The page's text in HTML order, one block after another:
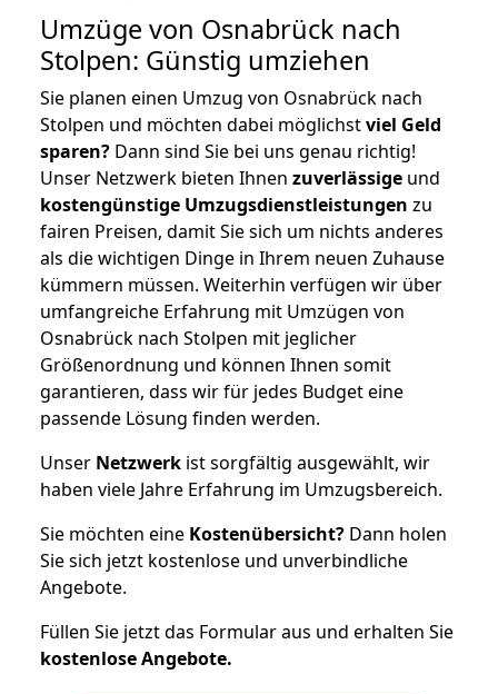
Umzüge von Osnabrück nach
Stolpen: Günstig umziehen
Sie planen einen Umzug von Osnabrück nach
Stolpen und möchten dabei möglichstviel Geld
sparen? Dann sind Sie bei uns genau richtig!
Unser Netzwerk bieten Ihnen zuverlässige und
kostengünstige Umzugsdienstleistungen zu
fairen Preisen, damit Sie sich um nichts anderes
als die wichtigen Dinge in Ihrem neuen Zuhause
kümmern müssen. Weiterhin verfügen wir über
umfangreiche Erfahrung mit Umzügen von
Osnabrück nach Stolpen mit jeglicher
Größenordnung und können Ihnen somit
garantieren, dass wir für jedes Budget eine
passende Lösung finden werden.
Unser Netzwerk ist sorgfältig ausgewählt, wir
haben viele Jahre Erfahrung im Umzugsbereich.
Sie möchten eine Kostenübersicht? Dann holen
Sie sich jetzt kostenlose und unverbindliche
Angebote.
Füllen Sie jetzt das Formular aus und erhalten Sie
kostenloseAngebote.